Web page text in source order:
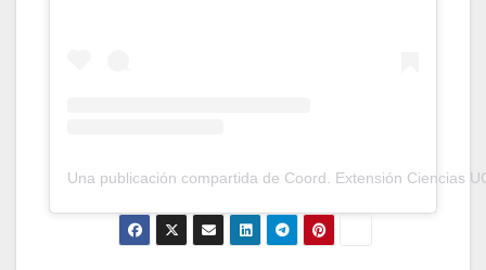
Una publicación compartida de Coord. Extensión Ciencias